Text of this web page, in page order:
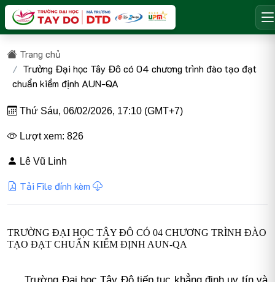
Trang chủ
Trường Đại học Tây Đô có 04 chương trình đào tạo đạt
chuẩn kiểm định AUN-QA
Thứ Sáu, 06/02/2026, 17:10 (GMT+7)
Lượt xem: 826
Lê Vũ Linh
Tải File đính kèm
TRƯỜNG ĐẠI HỌC TÂY ĐÔ CÓ 04 CHƯƠNG TRÌNH ĐÀO
TẠO ĐẠT CHUẨN KIỂM ĐỊNH AUN-QA
Trường Đại học Tây Đô tiếp tục khẳng định uy tín và